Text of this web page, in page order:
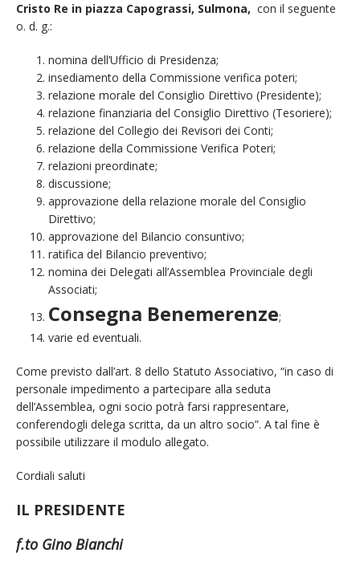
Cristo Re in piazza Capograssi, Sulmona, con il seguente
o. d. g.:
nomina dell’Ufficio di Presidenza;
insediamento della Commissione verifica poteri;
relazione morale del Consiglio Direttivo (Presidente);
relazione finanziaria del Consiglio Direttivo (Tesoriere);
relazione del Collegio dei Revisori dei Conti;
relazione della Commissione Verifica Poteri;
relazioni preordinate;
discussione;
approvazione della relazione morale del Consiglio
Direttivo;
approvazione del Bilancio consuntivo;
ratifica del Bilancio preventivo;
nomina dei Delegati all’Assemblea Provinciale degli
Associati;
Consegna Benemerenze;
varie ed eventuali.
Come previsto dall’art. 8 dello Statuto Associativo, “in caso di
personale impedimento a partecipare alla seduta
dell’Assemblea, ogni socio potrà farsi rappresentare,
conferendogli delega scritta, da un altro socio”. A tal fine è
possibile utilizzare il modulo allegato.
Cordiali saluti
IL PRESIDENTE
f.to Gino Bianchi